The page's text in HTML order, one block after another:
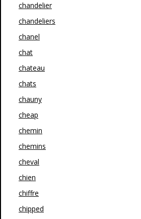
chandelier
chandeliers
chanel
chat
chateau
chats
chauny
cheap
chemin
chemins
cheval
chien
chiffre
chipped